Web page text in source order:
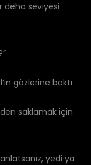
deha seviyesi
gözlerine baktı.
saklamak için
yedi ya